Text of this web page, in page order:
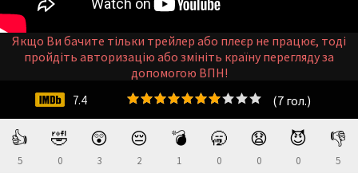
👍
5
🤣
0
😲
3
😔
2
💣
1
🥱
0
😧
0
😈
0
👎
5
(7гол.)
7.4
Якщо Ви бачите тільки трейлер або плеєр не працює, тоді
пройдіть авторизацію або змініть країну перегляду за
допомогою ВПН!